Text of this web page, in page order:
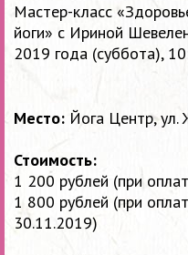
Мастер-класс
йоги» с Ириной
2019 года (суббота),
Место: Йога Центр, ул.
Стоимость:
1 200 рублей (при
1 800 рублей (при
30.11.2019)